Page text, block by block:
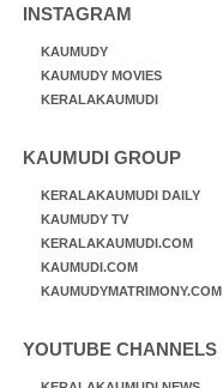
INSTAGRAM
KAUMUDY
KAUMUDY MOVIES
KERALAKAUMUDI
KAUMUDI GROUP
KERALAKAUMUDI DAILY
KAUMUDY TV
KERALAKAUMUDI.COM
KAUMUDI.COM
KAUMUDYMATRIMONY.COM
YOUTUBE CHANNELS